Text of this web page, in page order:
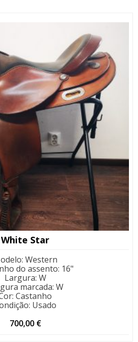
White Star
: Western
do assento: 16"
Largura: W
marcada: W
: Castanho
: Usado
700,00 €